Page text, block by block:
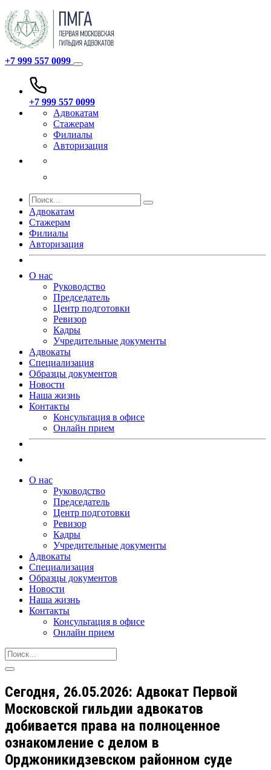
+7 999 557 0099
+7 999 557 0099
Адвокатам
Стажерам
Филиалы
Авторизация
Адвокатам
Стажерам
Филиалы
Авторизация
О нас
Руководство
Председатель
Центр подготовки
Ревизор
Кадры
Учредительные документы
Адвокаты
Специализация
Образцы документов
Новости
Наша жизнь
Контакты
Консультация в офисе
Онлайн прием
О нас
Руководство
Председатель
Центр подготовки
Ревизор
Кадры
Учредительные документы
Адвокаты
Специализация
Образцы документов
Новости
Наша жизнь
Контакты
Консультация в офисе
Онлайн прием
Сегодня, 26.05.2026: Адвокат Первой
Московской гильдии адвокатов
добивается права на полноценное
ознакомление с делом в
Орджоникидзевском районном суде